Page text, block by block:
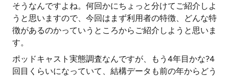
そうなんですよね。何回かにちょっと分けてご紹介しよ
うと思いますので、今回はまず利用者の特徴、どんな特
徴があるのかっていうところからご紹介しようと思いま
す。
ポッドキャスト実態調査なんですが、もう4年目かな?4
回目くらいになっていて、結構データも前の年からどう